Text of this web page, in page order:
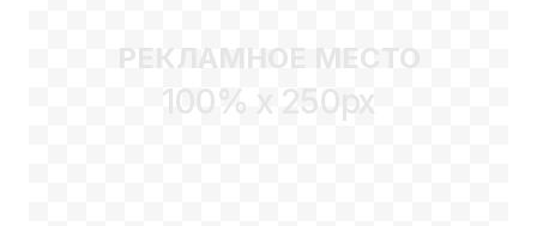
РЕКЛАМНОЕ МЕСТО
100% x 250px